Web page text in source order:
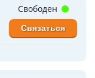
Свободен
Связаться